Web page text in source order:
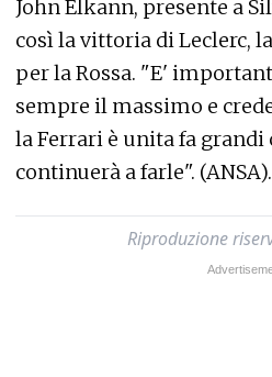
John Elkann, presente a
così la vittoria di Leclerc,
per la Rossa. "E'
sempre il massimo e
la Ferrari è unita fa grandi
continuerà a farle". (ANSA).
Riproduzione